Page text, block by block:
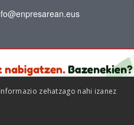
zehatzago nahi izanez